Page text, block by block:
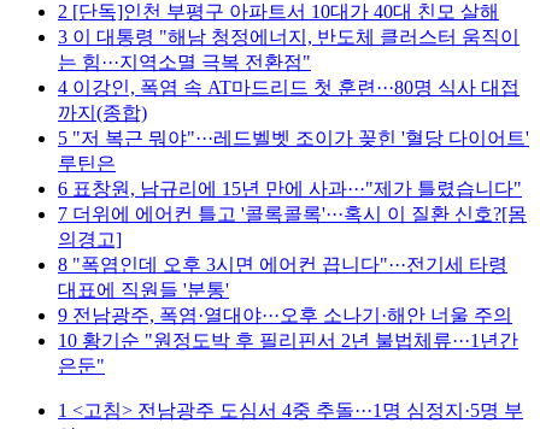
2 [단독]인천 부평구 아파트서 10대가 40대 친모 살해
3 이 대통령 "해남 청정에너지, 반도체 클러스터 움직이
는 힘···지역소멸 극복 전환점"
4 이강인, 폭염 속 AT마드리드 첫 훈련···80명 식사 대접
까지(종합)
5 "저 복근 뭐야"···레드벨벳 조이가 꽂힌 '혈당 다이어트'
루틴은
6 표창원, 남규리에 15년 만에 사과···"제가 틀렸습니다"
7 더위에 에어컨 틀고 '콜록콜록'···혹시 이 질환 신호?[몸
의경고]
8 "폭염인데 오후 3시면 에어컨 끕니다"···전기세 타령
대표에 직원들 '분통'
9 전남광주, 폭염·열대야···오후 소나기·해안 너울 주의
10 황기순 "원정도박 후 필리핀서 2년 불법체류···1년간
은둔"
1 <고침> 전남광주 도심서 4중 추돌···1명 심정지·5명 부